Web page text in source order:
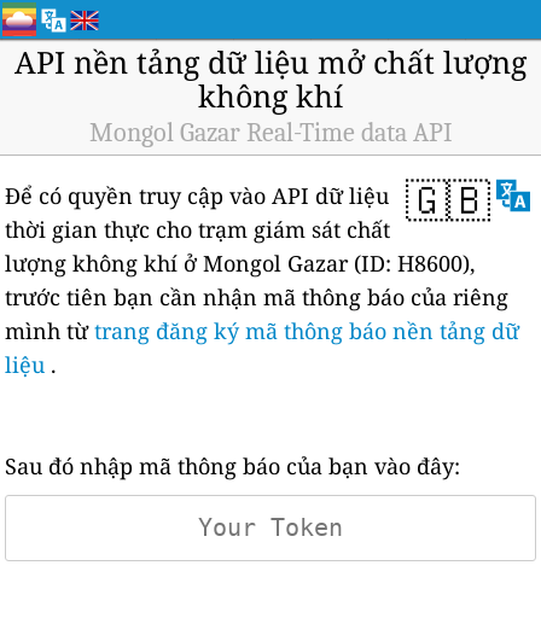
API nền tảng dữ liệu mở chất lượng
không khí
Mongol Gazar Real-Time data API
🇬🇧
Để có quyền truy cập vào API dữ liệu
thời gian thực cho trạm giám sát chất
lượng không khí ở Mongol Gazar (ID: H8600),
trước tiên bạn cần nhận mã thông báo của riêng
mình từtrang đăng ký mã thông báo nền tảng dữ
liệu .
Sau đó nhập mã thông báo của bạn vào đây: